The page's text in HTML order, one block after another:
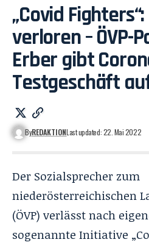
„Covid
verloren – ÖVP-
Erber gibt
Testgeschäft
ByREDAKTIONLast updated: 22. Mai 2022
Der Sozialsprecher zum
niederösterreichischen
(ÖVP) verlässt nach
sogenannte Initiative